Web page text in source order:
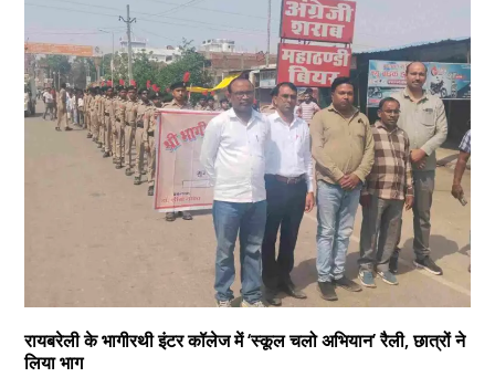
रायबरेली के भागीरथी इंटर कॉलेज में ‘स्कूल चलो अभियान’ रैली, छात्रों ने
लिया भाग